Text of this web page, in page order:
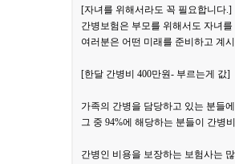
[자녀를 위해서라도 꼭 필요합니다.]
간병보험은 부모를 위해서도 자녀
여러분은 어떤 미래를 준비하고 계
[한달 간병비 400만원- 부르는게 값]
가족의 간병을 담당하고 있는 분들
그 중 94%에 해당하는 분들이 간병
간병인 비용을 보장하는 보험사는